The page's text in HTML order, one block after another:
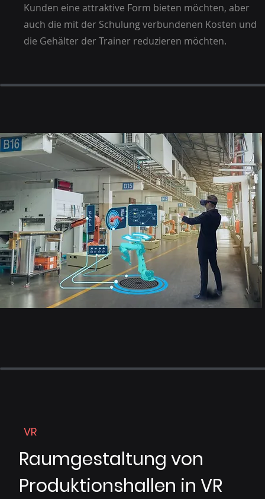
Kunden eine attraktive Form bieten möchten, aber
auch die mit der Schulung verbundenen Kosten und
die Gehälter der Trainer reduzieren möchten.
VR
Raumgestaltung von
Produktionshallen in VR